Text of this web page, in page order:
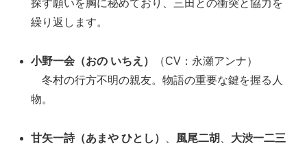
探す願いを胸に秘めており、三田との衝突と協力を
繰り返します。
小野一会（おの いちえ）
（CV：永瀬アンナ）
冬村の行方不明の親友。物語の重要な鍵を握る人
物。
甘矢一詩（あまや ひとし） 風尾二胡
大渋一二三